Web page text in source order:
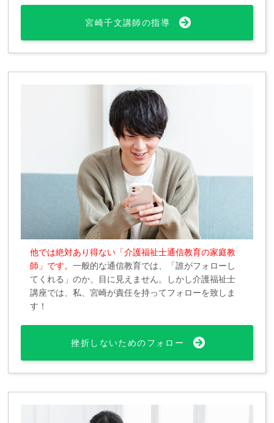
宮崎千文講師の指導
他では絶対あり得ない「介護福祉士通信教育の家庭教
師」です。一般的な通信教育では、「誰がフォローし
てくれる」のか、目に見えません。しかし介護福祉士
講座では、私、宮崎が責任を持ってフォローを致しま
す！
挫折しないためのフォロー